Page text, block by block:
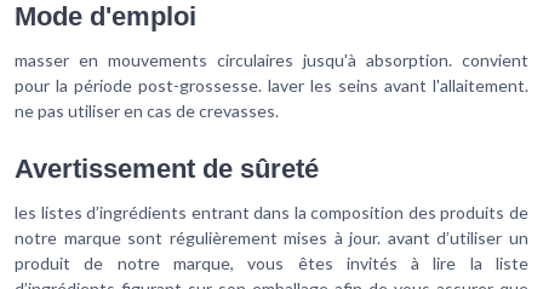
Mode d'emploi
masser en mouvements circulaires jusqu'à absorption. convient
pour la période post-grossesse. laver les seins avant l'allaitement.
ne pas utiliser en cas de crevasses.
Avertissement de sûreté
les listes d’ingrédients entrant dans la composition des produits de
notre marque sont régulièrement mises à jour. avant d’utiliser un
produit de notre marque, vous êtes invités à lire la liste